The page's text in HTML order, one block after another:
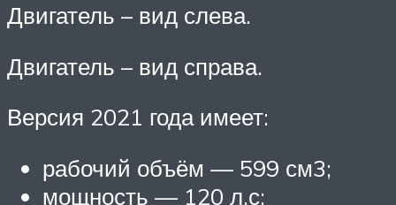
Двигатель – вид слева.
Двигатель – вид справа.
Версия 2021 года имеет:
рабочий объём — 599 см3;
мощность — 120 л.с;